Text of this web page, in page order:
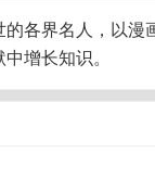
各界名人，以漫
增长知识。